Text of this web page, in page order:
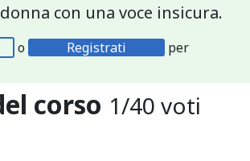
con una voce insicura.
o Registrati
per
corso 1/40 voti